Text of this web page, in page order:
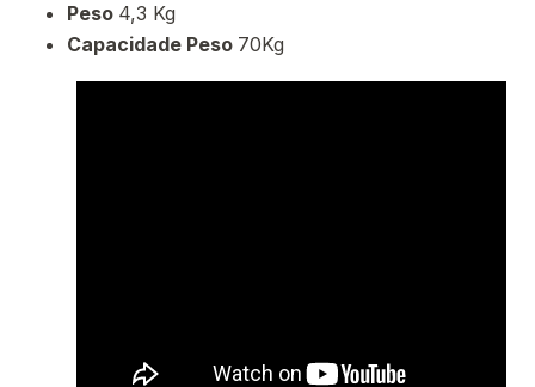
Peso 4,3 Kg
Capacidade Peso 70Kg